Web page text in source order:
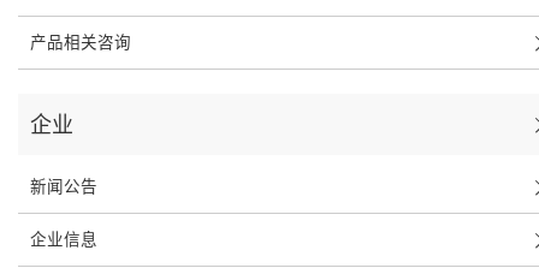
产品相关咨询
企业
新闻公告
企业信息